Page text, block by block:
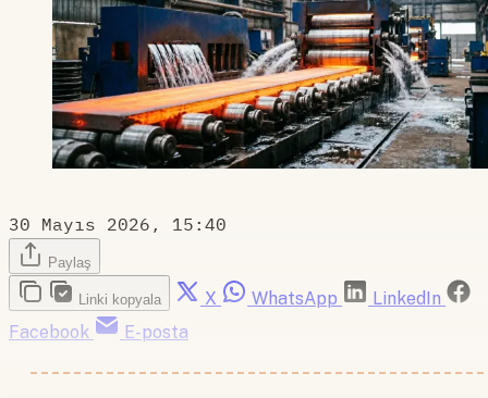
30 Mayıs 2026, 15:40
Paylaş
Linki kopyala X WhatsApp
LinkedIn
Facebook
E-posta